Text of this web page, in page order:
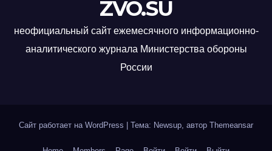
ZVO.SU
неофициальный сайт ежемесячного информационно-
аналитического журнала Министерства обороны
России
Сайт работает на WordPress Тема: Newsup, автор Themeansar